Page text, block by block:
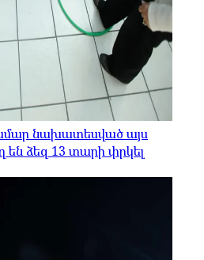
նախատեսված այս
են ձեզ 13 տարի փրկել